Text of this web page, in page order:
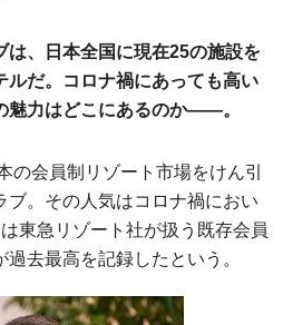
は、日本全国に現在25の施設を
ルだ。コロナ禍にあっても高い
魅力はどこにあるのか――。
の会員制リゾート市場をけん引
ブ。その人気はコロナ禍におい
東急リゾート社が扱う既存会員
去最高を記録したという。